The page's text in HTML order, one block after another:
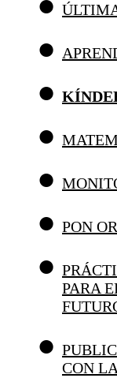
PON
PARA
CON